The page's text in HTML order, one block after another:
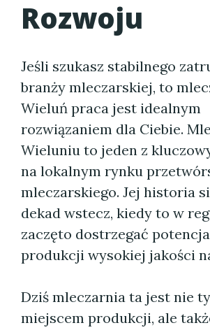
Rozwoju
Jeśli szukasz stabilnego
branży mleczarskiej, to
Wieluń praca jest idealnym
rozwiązaniem dla Ciebie.
Wieluniu to jeden z
na lokalnym rynku
mleczarskiego. Jej historia
dekad wstecz, kiedy to w
zaczęto dostrzegać
produkcji wysokiej jakości
Dziś mleczarnia ta jest nie
miejscem produkcji, ale